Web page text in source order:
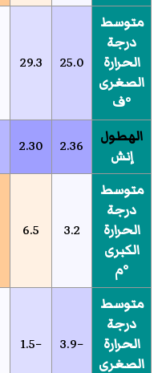
متوسط
درجة
الحرارة
الصغرى
°ف
25.0
29.3
الهطول
إنش
2.36
2.30
متوسط
درجة
الحرارة
الكبرى
°م
3.2
6.5
متوسط
درجة
الحرارة
الصغرى
−3.9
−1.5